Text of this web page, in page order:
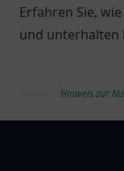
Erfahren Sie,
und unterhalten
Hinweis zur